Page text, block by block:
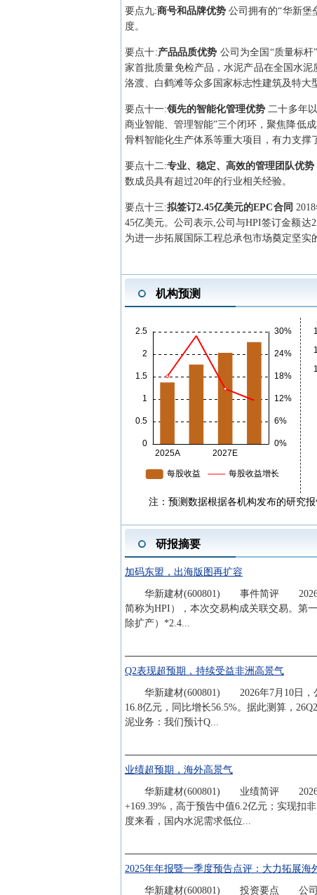
要点九:商号和品牌优势公司拥有的“华新堡
度。
要点十:产品品质优势 公司为全国“质量标
家首批质量免检产品，水泥产品在全国水
洛渡、白鹤滩等众多国家标志性建筑及特大
要点十一:领先的智能化管理优势二十多年
商业智能、管理智能”三个闭环，聚焦降低
骨料智能化生产体系等重大项目，有力支撑
要点十二:专业、稳定、高效的管理团队优势
数成员具有超过20年的行业相关经验。
要点十三:拟签订2.45亿美元的EPC合同
45亿美元。公司表示,公司与HPI签订金额达
为进一步拓展国际工程总承包市场奠定坚实
机构预测
注：预测数据根据各机构发布的研究
研报摘要
加码东盟，出海版图再扩容
华新建材(600801) 事件简评 2026/8/2
简称为HPI），本次交易构成关联交易。第
除扩产）*2.4...
Q2表现超预期，持续受益非洲高景气
华新建材(600801) 2026年7月10日，公
16.8亿元，同比增长56.5%。据此测算，
泥业务：我们预计Q...
业绩超预期，海外高景气
华新建材(600801) 业绩简评 2026年4月
+169.39%，高于预告中值6.2亿元；实现
度来看，国内水泥需求低位...
2025年年报暨一季度预告点评：大力拓展
华新建材(600801) 投资要点 公司披露